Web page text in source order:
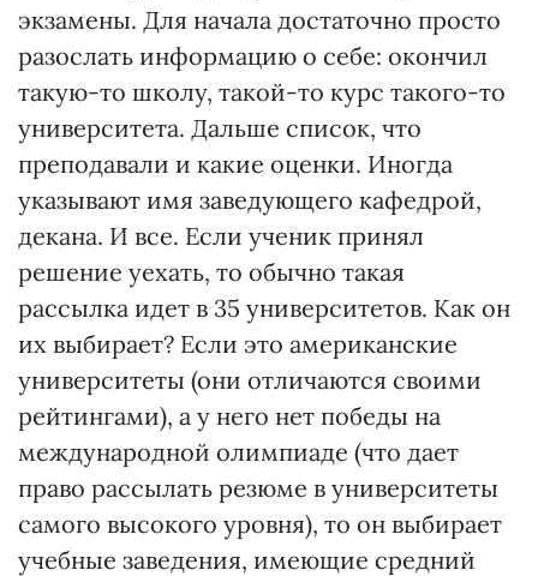
экзамены. Для начала достаточно просто
разослать информацию о себе: окончил
такую-то школу, такой-то курс такого-то
университета. Дальше список, что
преподавали и какие оценки. Иногда
указывают имя заведующего кафедрой,
декана. И все. Если ученик принял
решение уехать, то обычно такая
рассылка идет в 35 университетов. Как он
их выбирает? Если это американские
университеты (они отличаются своими
рейтингами), а у него нет победы на
международной олимпиаде (что дает
право рассылать резюме в университеты
самого высокого уровня), то он выбирает
учебные заведения, имеющие средний